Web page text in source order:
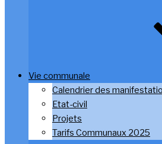
Vie communale
Calendrier des
Etat-civil
Projets
Tarifs Communaux 2025